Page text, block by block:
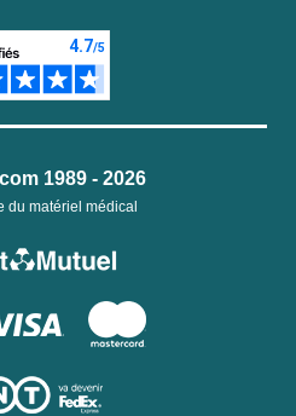
1989 - 2026
du matériel médical